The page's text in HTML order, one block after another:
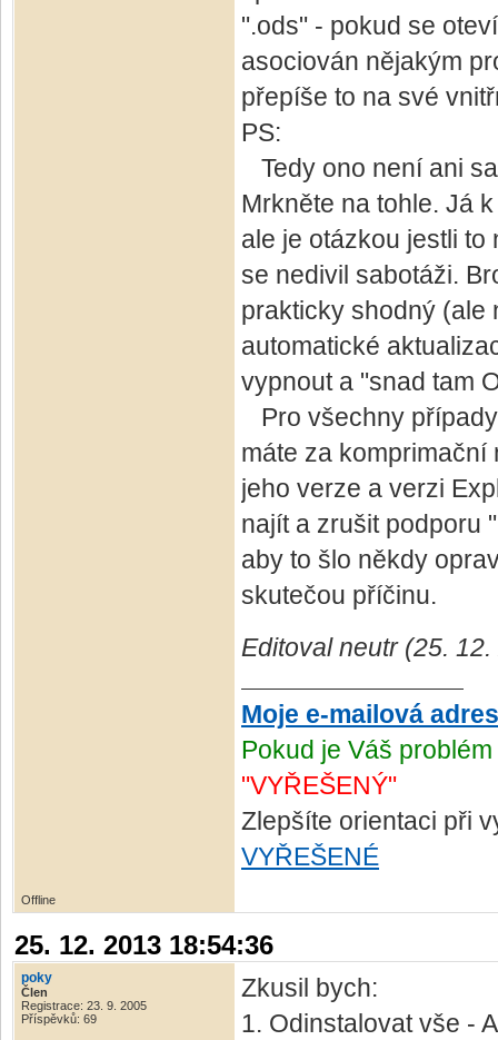
".ods" - pokud se
asociován nějakým
přepíše to na své
PS:
Tedy ono není ani
Mrkněte na tohle. Já
ale je otázkou jestli
se nedivil sabotáži.
prakticky shodný (ale
automatické
vypnout a "snad tam
Pro všechny
máte za komprimační
jeho verze a verzi
najít a zrušit podporu
aby to šlo někdy
skutečou příčinu.
Editoval neutr (25.
Moje e-mailová
Pokud je Váš
"VYŘEŠENÝ"
Zlepšíte orientaci při
VYŘEŠENÉ
Offline
25. 12. 2013 18:54:36
poky
Člen
Registrace: 23. 9. 2005
Příspěvků: 69
Zkusil bych:
1. Odinstalovat vše -